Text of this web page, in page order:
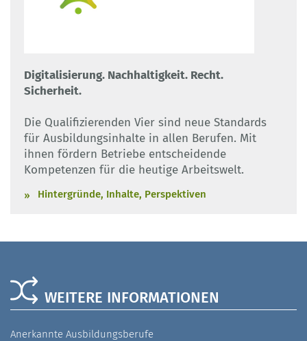
Digitalisierung. Nachhaltigkeit. Recht.
Sicherheit.
Die Qualifizierenden Vier sind neue Standards
für Ausbildungsinhalte in allen Berufen. Mit
ihnen fördern Betriebe entscheidende
Kompetenzen für die heutige Arbeitswelt.
Hintergründe, Inhalte, Perspektiven
WEITERE INFORMATIONEN
Anerkannte Ausbildungsberufe